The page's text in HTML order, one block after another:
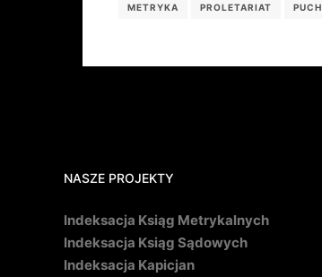
METRYKA PROLETARIAT
NASZE PROJEKTY
Indeksacja Ksiąg Metrykalnych
Indeksacja Ksiąg Sądowych
Indeksacja Kapicjan